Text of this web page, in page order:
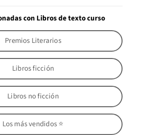
con Libros de texto curso
Premios Literarios
Libros ficción
Libros no ficción
Los más vendidos ⭐